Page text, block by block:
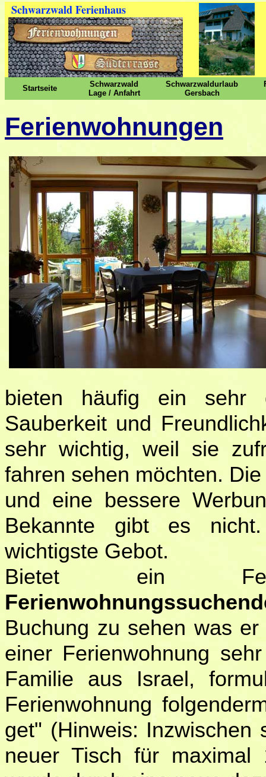
Schwarzwald Ferienhaus
Startseite
Schwarzwald
Lage / Anfahrt
Schwarzwaldurlaub
Gersbach
Ferienwohnungen
bieten häufig ein sehr
Sauberkeit und
sehr wichtig, weil sie
fahren sehen möchten.
und eine bessere
Bekannte gibt es
wichtigste Gebot.
Bietet ein
Buchung zu sehen was
einer Ferienwohnung
Familie aus Israel,
Ferienwohnung
get" (Hinweis: Inzwischen
neuer Tisch für maximal